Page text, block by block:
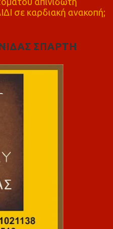
σε καρδιακή ανακοπή;
ΣΠΑΡΤΗ